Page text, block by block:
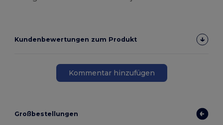
Kundenbewertungen zum Produkt
Kommentar hinzufügen
Großbestellungen